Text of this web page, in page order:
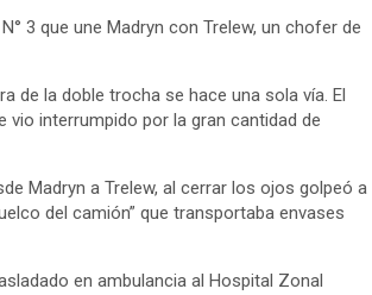
3 que une Madryn con Trelew, un chofer de
de la doble trocha se hace una sola vía. El
interrumpido por la gran cantidad de
Madryn a Trelew, al cerrar los ojos golpeó a
del camión” que transportaba envases
en ambulancia al Hospital Zonal